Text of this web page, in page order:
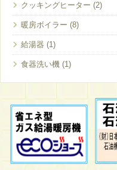
クッキングヒーター
暖房ボイラー
給湯器
食器洗い機